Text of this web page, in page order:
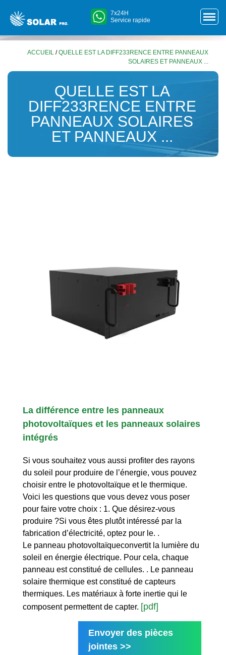
7x24H
Service rapide
ACCUEIL /QUELLE EST LA DIFF233RENCE ENTRE PANNEAUX
SOLAIRES ET PANNEAUX ...
QUELLE EST LA
DIFF233RENCE ENTRE
PANNEAUX SOLAIRES
ET PANNEAUX ...
La différence entre les panneaux
photovoltaïques et les panneaux solaires
intégrés
Si vous souhaitez vous aussi profiter des rayons
du soleil pour produire de l’énergie, vous pouvez
choisir entre le photovoltaïque et le thermique.
Voici les questions que vous devez vous poser
pour faire votre choix : 1. Que désirez-vous
produire ?Si vous êtes plutôt intéressé par la
fabrication d’électricité, optez pour le. .
Le panneau photovoltaïqueconvertit la lumière du
soleil en énergie électrique. Pour cela, chaque
panneau est constitué de cellules. . Le panneau
solaire thermique est constitué de capteurs
thermiques. Les matériaux à forte inertie qui le
composent permettent de capter. [pdf]
Envoyer des pièces
jointes >>